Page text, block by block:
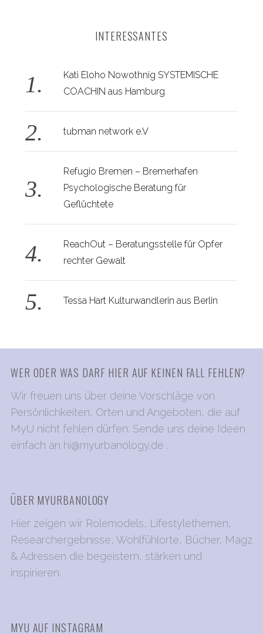
INTERESSANTES
Kati Eloho Nowothnig SYSTEMISCHE
COACHIN aus Hamburg
tubman network e.V
Refugio Bremen – Bremerhafen
Psychologische Beratung für
Geflüchtete
ReachOut – Beratungsstelle für Opfer
rechter Gewalt
Tessa Hart Kulturwandlerin aus Berlin
WER ODER WAS DARF HIER AUF KEINEN FALL FEHLEN?
Wir freuen uns über deine Vorschläge von
Persönlichkeiten, Orten und Angeboten, die auf
MyU nicht fehlen dürfen. Sende uns deine Ideen
einfach an hi@myurbanology.de .
ÜBER MYURBANOLOGY
Hier zeigen wir Rolemodels, Lifestylethemen,
Researchergebnisse, Wohlfühlorte, Bücher, Magz
& Adressen die begeistern, stärken und
inspirieren.
MYU AUF INSTAGRAM